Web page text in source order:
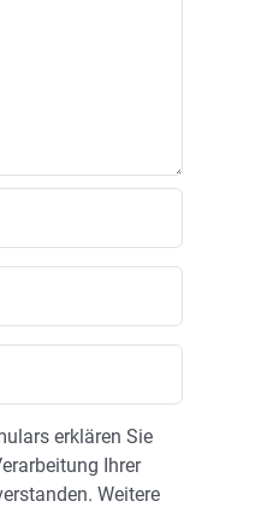
erklären Sie
Ihrer
Weitere